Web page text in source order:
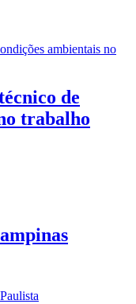
de
trabalho